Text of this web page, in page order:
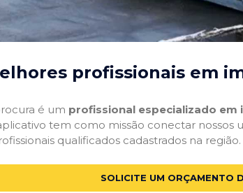
profissionais em
é um profissional especializado em
tem como missão conectar
qualificados cadastrados na região.
SOLICITE UM ORÇAMENTO